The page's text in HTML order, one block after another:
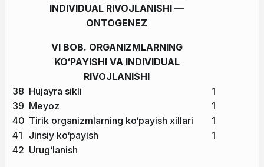
INDIVIDUAL RIVOJLANISHI —
ONTOGENEZ
VI BOB. ORGANIZMLARNING
KO‘PAYISHI VA INDIVIDUAL
RIVOJLANISHI
38 Hujayra sikli
1
39 Meyoz
1
40 Tirik organizmlarning ko‘payish xillari
1
41
Jinsiy ko‘payish
1
42 Urug‘lanish